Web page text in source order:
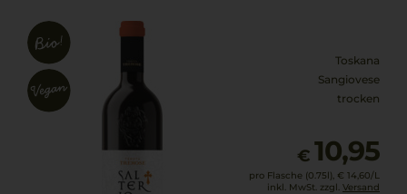
Toskana
Sangiovese
trocken
€ 10,95
pro Flasche (0.75l), € 14,60/L
inkl. MwSt. zzgl. Versand